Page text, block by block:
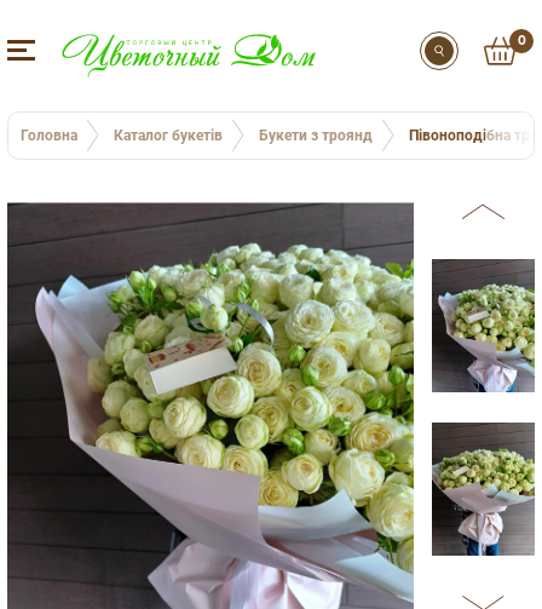
0
Головна Каталог букетів Букети з троянд Півоноподібна